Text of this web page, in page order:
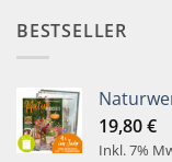
BESTSELLER
19,80€
Inkl. 7%